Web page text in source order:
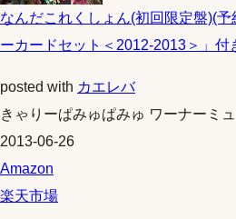
なんだこれくしょん(初回限定盤)(
ーカードセット＜2012-2013＞」付
posted with カエレバ
きゃりーぱみゅぱみゅ ワーナーミ
2013-06-26
Amazon
楽天市場